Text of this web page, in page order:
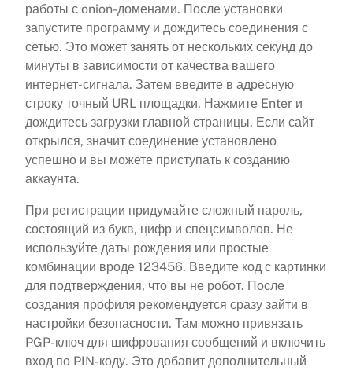
работы с onion-доменами. После установки
запустите программу и дождитесь соединения с
сетью. Это может занять от нескольких секунд до
минуты в зависимости от качества вашего
интернет-сигнала. Затем введите в адресную
строку точный URL площадки. Нажмите Enter и
дождитесь загрузки главной страницы. Если сайт
открылся, значит соединение установлено
успешно и вы можете приступать к созданию
аккаунта.
При регистрации придумайте сложный пароль,
состоящий из букв, цифр и спецсимволов. Не
используйте даты рождения или простые
комбинации вроде 123456. Введите код с картинки
для подтверждения, что вы не робот. После
создания профиля рекомендуется сразу зайти в
настройки безопасности. Там можно привязать
PGP-ключ для шифрования сообщений и включить
вход по PIN-коду. Это добавит дополнительный